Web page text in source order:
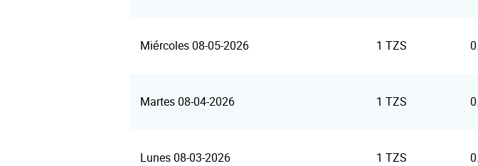
Miércoles 08-05-2026 1 TZS
Martes 08-04-2026 1 TZS
Lunes 08-03-2026 1 TZS